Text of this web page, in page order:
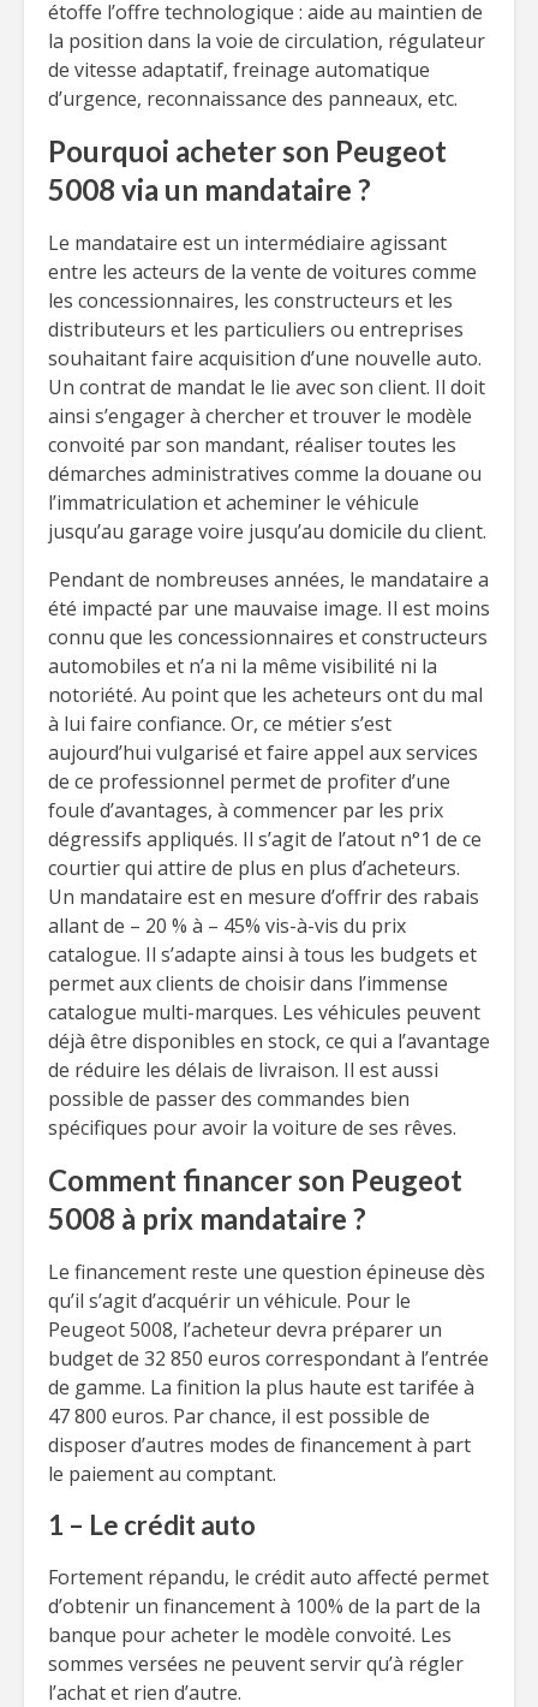
étoffe l’offre technologique : aide au maintien de
la position dans la voie de circulation, régulateur
de vitesse adaptatif, freinage automatique
d’urgence, reconnaissance des panneaux, etc.
Pourquoi acheter son Peugeot
5008 via un mandataire ?
Le mandataire est un intermédiaire agissant
entre les acteurs de la vente de voitures comme
les concessionnaires, les constructeurs et les
distributeurs et les particuliers ou entreprises
souhaitant faire acquisition d’une nouvelle auto.
Un contrat de mandat le lie avec son client. Il doit
ainsi s’engager à chercher et trouver le modèle
convoité par son mandant, réaliser toutes les
démarches administratives comme la douane ou
l’immatriculation et acheminer le véhicule
jusqu’au garage voire jusqu’au domicile du client.
Pendant de nombreuses années, le mandataire a
été impacté par une mauvaise image. Il est moins
connu que les concessionnaires et constructeurs
automobiles et n’a ni la même visibilité ni la
notoriété. Au point que les acheteurs ont du mal
à lui faire confiance. Or, ce métier s’est
aujourd’hui vulgarisé et faire appel aux services
de ce professionnel permet de profiter d’une
foule d’avantages, à commencer par les prix
dégressifs appliqués. Il s’agit de l’atout n°1 de ce
courtier qui attire de plus en plus d’acheteurs.
Un mandataire est en mesure d’offrir des rabais
allant de – 20 % à – 45% vis-à-vis du prix
catalogue. Il s’adapte ainsi à tous les budgets et
permet aux clients de choisir dans l’immense
catalogue multi-marques. Les véhicules peuvent
déjà être disponibles en stock, ce qui a l’avantage
de réduire les délais de livraison. Il est aussi
possible de passer des commandes bien
spécifiques pour avoir la voiture de ses rêves.
Comment financer son Peugeot
5008 à prix mandataire ?
Le financement reste une question épineuse dès
qu’il s’agit d’acquérir un véhicule. Pour le
Peugeot 5008, l’acheteur devra préparer un
budget de 32 850 euros correspondant à l’entrée
de gamme. La finition la plus haute est tarifée à
47 800 euros. Par chance, il est possible de
disposer d’autres modes de financement à part
le paiement au comptant.
1 – Le crédit auto
Fortement répandu, le crédit auto affecté permet
d’obtenir un financement à 100% de la part de la
banque pour acheter le modèle convoité. Les
sommes versées ne peuvent servir qu’à régler
l’achat et rien d’autre.